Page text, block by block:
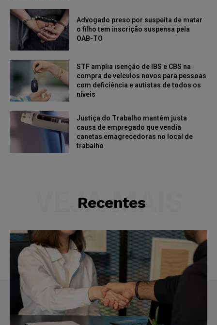
Advogado preso por suspeita de matar
o filho tem inscrição suspensa pela
OAB-TO
STF amplia isenção de IBS e CBS na
compra de veículos novos para pessoas
com deficiência e autistas de todos os
níveis
Justiça do Trabalho mantém justa
causa de empregado que vendia
canetas emagrecedoras no local de
trabalho
Recentes
VEJA MAIS